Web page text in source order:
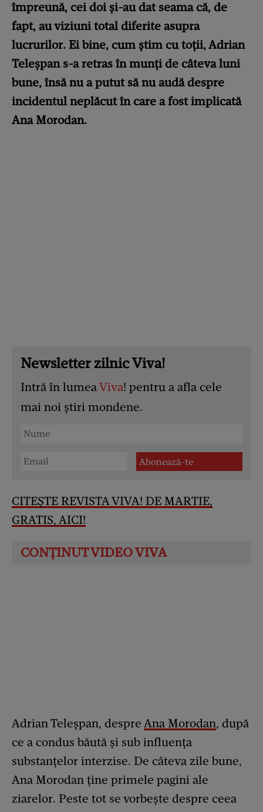
împreună, cei doi și-au dat seama că, de
fapt, au viziuni total diferite asupra
lucrurilor. Ei bine, cum știm cu toții, Adrian
Teleșpan s-a retras în munți de câteva luni
bune, însă nu a putut să nu audă despre
incidentul neplăcut în care a fost implicată
Ana Morodan.
Newsletter zilnic Viva!
Intră în lumeaViva! pentru a afla cele
mai noi știri mondene.
CITEȘTE REVISTA VIVA! DE MARTIE,
GRATIS, AICI!
Adrian Teleșpan, despre Ana Morodan, după
ce a condus băută și sub influența
substanțelor interzise. De câteva zile bune,
Ana Morodan ține primele pagini ale
ziarelor. Peste tot se vorbește despre ceea